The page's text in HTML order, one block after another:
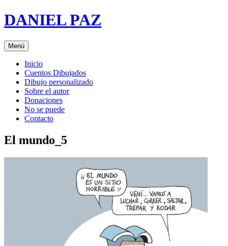
Saltar
al
DANIEL PAZ
Menú
Inicio
Cuentos Dibujados
Dibujo personalizado
Sobre el autor
Donaciones
No se puede
Contacto
El mundo_5